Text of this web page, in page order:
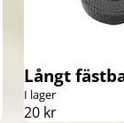
Långt
I lager
20 kr